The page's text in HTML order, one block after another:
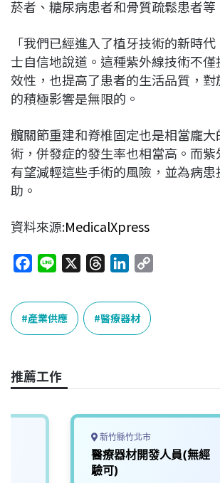
菸者、糖尿病患者和骨質疏鬆患者等
「我們已經進入了植牙技術的新時
士自信地說道。這種紫外線技術不
效性，也提高了患者的生活品質，
的積極影響是無限的。
髖關節重建和脊椎固定也是相當龐
術，併發症的發生率也相當高。而
有望減輕這些手術的風險，並為病
助。
資料來源:MedicalXpress
c
e
b
o
k
n
e
r
e
a
n
k
e
n
k
產業供應 醫療器材
推薦工作
新竹縣竹北市
醫療器材開發人員(無經
驗可)